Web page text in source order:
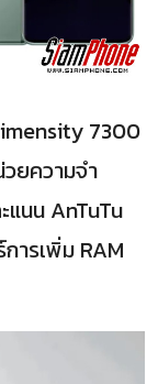
7300
ยความจำ
แนน AnTuTu
ารเพิ่ม RAM